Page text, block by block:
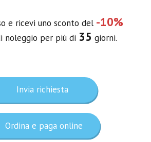
e ricevi uno sconto del -10%
noleggio per più di 35 giorni.
Invia richiesta
Ordina e paga online